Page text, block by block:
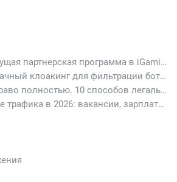
PIN-UP Partners: ведущая партнерская программа в iGaming
Cloaking House: облачный клоакинг для фильтрации ботов FB и Google Ads — гайд PHP-интеграции 2026
Ломай авторское право полностью. 10 способов легально добавить любимый трек в свой креатив
Карьера в арбитраже трафика в 2026: вакансии, зарплаты и как начать